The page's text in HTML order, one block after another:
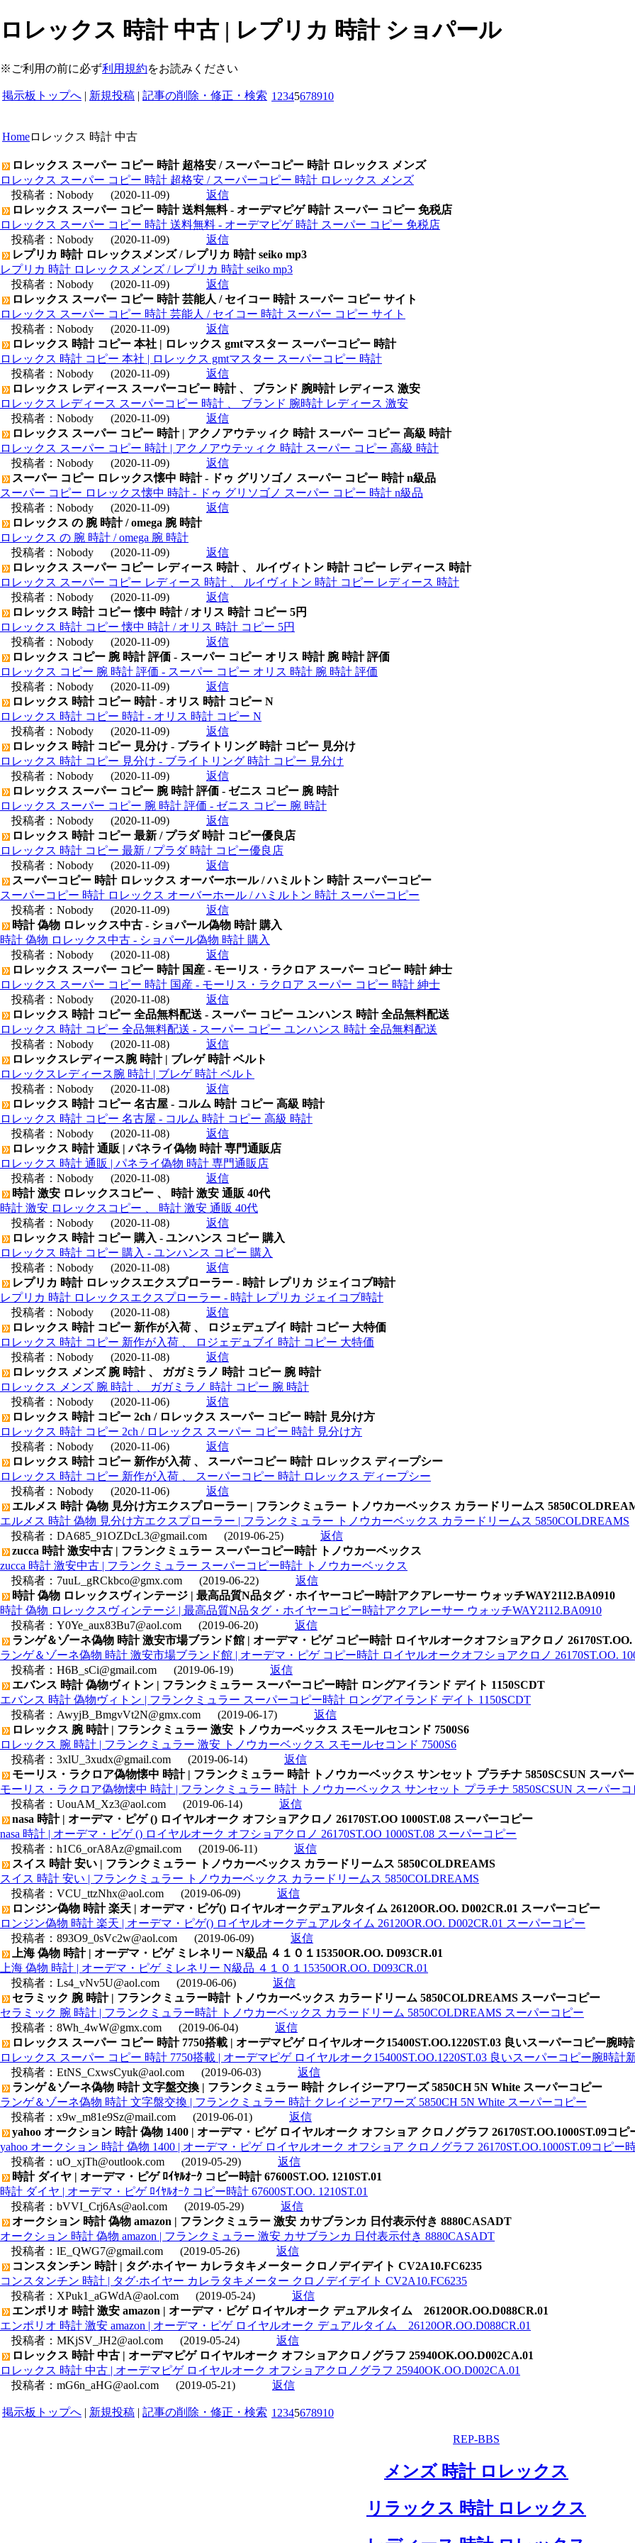
ロレックス 時計 中古 | レプリカ 時計 ショパール
※ご利用の前に必ず利用規約をお読みください
掲示板トップへ | 新規投稿 | 記事の削除・修正・検索 1 2345678910
Homeロレックス 時計 中古
ロレックス スーパー コピー 時計 超格安 / スーパーコピー 時計 ロレックス メンズ
ロレックス スーパー コピー 時計 超格安 / スーパーコピー 時計 ロレックス メンズ
投稿者： Nobody (2020-11-09)
返信
ロレックス スーパー コピー 時計 送料無料 - オーデマピゲ 時計 スーパー コピー 免税店
ロレックス スーパー コピー 時計 送料無料 - オーデマピゲ 時計 スーパー コピー 免税店
投稿者： Nobody (2020-11-09)
返信
レプリカ 時計 ロレックスメンズ / レプリカ 時計 seiko mp3
レプリカ 時計 ロレックスメンズ / レプリカ 時計 seiko mp3
投稿者： Nobody (2020-11-09)
返信
ロレックス スーパー コピー 時計 芸能人 / セイコー 時計 スーパー コピー サイト
ロレックス スーパー コピー 時計 芸能人 / セイコー 時計 スーパー コピー サイト
投稿者： Nobody (2020-11-09)
返信
ロレックス 時計 コピー 本社 | ロレックス gmtマスター スーパーコピー 時計
ロレックス 時計 コピー 本社 | ロレックス gmtマスター スーパーコピー 時計
投稿者： Nobody (2020-11-09)
返信
ロレックス レディース スーパーコピー 時計 、 ブランド 腕時計 レディース 激安
ロレックス レディース スーパーコピー 時計 、 ブランド 腕時計 レディース 激安
投稿者： Nobody (2020-11-09)
返信
ロレックス スーパー コピー 時計 | アクノアウテッィク 時計 スーパー コピー 高級 時計
ロレックス スーパー コピー 時計 | アクノアウテッィク 時計 スーパー コピー 高級 時計
投稿者： Nobody (2020-11-09)
返信
スーパー コピー ロレックス懐中 時計 - ドゥ グリソゴノ スーパー コピー 時計 n級品
スーパー コピー ロレックス懐中 時計 - ドゥ グリソゴノ スーパー コピー 時計 n級品
投稿者： Nobody (2020-11-09)
返信
ロレックス の 腕 時計 / omega 腕 時計
ロレックス の 腕 時計 / omega 腕 時計
投稿者： Nobody (2020-11-09)
返信
ロレックス スーパー コピー レディース 時計 、 ルイヴィトン 時計 コピー レディース 時計
ロレックス スーパー コピー レディース 時計 、 ルイヴィトン 時計 コピー レディース 時計
投稿者： Nobody (2020-11-09)
返信
ロレックス 時計 コピー 懐中 時計 / オリス 時計 コピー 5円
ロレックス 時計 コピー 懐中 時計 / オリス 時計 コピー 5円
投稿者： Nobody (2020-11-09)
返信
ロレックス コピー 腕 時計 評価 - スーパー コピー オリス 時計 腕 時計 評価
ロレックス コピー 腕 時計 評価 - スーパー コピー オリス 時計 腕 時計 評価
投稿者： Nobody (2020-11-09)
返信
ロレックス 時計 コピー 時計 - オリス 時計 コピー N
ロレックス 時計 コピー 時計 - オリス 時計 コピー N
投稿者： Nobody (2020-11-09)
返信
ロレックス 時計 コピー 見分け - ブライトリング 時計 コピー 見分け
ロレックス 時計 コピー 見分け - ブライトリング 時計 コピー 見分け
投稿者： Nobody (2020-11-09)
返信
ロレックス スーパー コピー 腕 時計 評価 - ゼニス コピー 腕 時計
ロレックス スーパー コピー 腕 時計 評価 - ゼニス コピー 腕 時計
投稿者： Nobody (2020-11-09)
返信
ロレックス 時計 コピー 最新 / プラダ 時計 コピー優良店
ロレックス 時計 コピー 最新 / プラダ 時計 コピー優良店
投稿者： Nobody (2020-11-09)
返信
スーパーコピー 時計 ロレックス オーバーホール / ハミルトン 時計 スーパーコピー
スーパーコピー 時計 ロレックス オーバーホール / ハミルトン 時計 スーパーコピー
投稿者： Nobody (2020-11-09)
返信
時計 偽物 ロレックス中古 - ショパール偽物 時計 購入
時計 偽物 ロレックス中古 - ショパール偽物 時計 購入
投稿者： Nobody (2020-11-08)
返信
ロレックス スーパー コピー 時計 国産 - モーリス・ラクロア スーパー コピー 時計 紳士
ロレックス スーパー コピー 時計 国産 - モーリス・ラクロア スーパー コピー 時計 紳士
投稿者： Nobody (2020-11-08)
返信
ロレックス 時計 コピー 全品無料配送 - スーパー コピー ユンハンス 時計 全品無料配送
ロレックス 時計 コピー 全品無料配送 - スーパー コピー ユンハンス 時計 全品無料配送
投稿者： Nobody (2020-11-08)
返信
ロレックスレディース腕 時計 | ブレゲ 時計 ベルト
ロレックスレディース腕 時計 | ブレゲ 時計 ベルト
投稿者： Nobody (2020-11-08)
返信
ロレックス 時計 コピー 名古屋 - コルム 時計 コピー 高級 時計
ロレックス 時計 コピー 名古屋 - コルム 時計 コピー 高級 時計
投稿者： Nobody (2020-11-08)
返信
ロレックス 時計 通販 | パネライ偽物 時計 専門通販店
ロレックス 時計 通販 | パネライ偽物 時計 専門通販店
投稿者： Nobody (2020-11-08)
返信
時計 激安 ロレックスコピー 、 時計 激安 通販 40代
時計 激安 ロレックスコピー 、 時計 激安 通販 40代
投稿者： Nobody (2020-11-08)
返信
ロレックス 時計 コピー 購入 - ユンハンス コピー 購入
ロレックス 時計 コピー 購入 - ユンハンス コピー 購入
投稿者： Nobody (2020-11-08)
返信
レプリカ 時計 ロレックスエクスプローラー - 時計 レプリカ ジェイコブ時計
レプリカ 時計 ロレックスエクスプローラー - 時計 レプリカ ジェイコブ時計
投稿者： Nobody (2020-11-08)
返信
ロレックス 時計 コピー 新作が入荷 、 ロジェデュブイ 時計 コピー 大特価
ロレックス 時計 コピー 新作が入荷 、 ロジェデュブイ 時計 コピー 大特価
投稿者： Nobody (2020-11-08)
返信
ロレックス メンズ 腕 時計 、 ガガミラノ 時計 コピー 腕 時計
ロレックス メンズ 腕 時計 、 ガガミラノ 時計 コピー 腕 時計
投稿者： Nobody (2020-11-06)
返信
ロレックス 時計 コピー 2ch / ロレックス スーパー コピー 時計 見分け方
ロレックス 時計 コピー 2ch / ロレックス スーパー コピー 時計 見分け方
投稿者： Nobody (2020-11-06)
返信
ロレックス 時計 コピー 新作が入荷 、 スーパーコピー 時計 ロレックス ディープシー
ロレックス 時計 コピー 新作が入荷 、 スーパーコピー 時計 ロレックス ディープシー
投稿者： Nobody (2020-11-06)
返信
エルメス 時計 偽物 見分け方エクスプローラー | フランクミュラー トノウカーベックス カラードリームス
エルメス 時計 偽物 見分け方エクスプローラー | フランクミュラー トノウカーベックス カラードリームス 5850COLDREAMS
投稿者： DA685_91OZDcL3@gmail.com (2019-06-25)
返信
zucca 時計 激安中古 | フランクミュラー スーパーコピー時計 トノウカーベックス
zucca 時計 激安中古 | フランクミュラー スーパーコピー時計 トノウカーベックス
投稿者： 7uuL_gRCkbco@gmx.com (2019-06-22)
返信
時計 偽物 ロレックスヴィンテージ | 最高品質N品タグ・ホイヤーコピー時計アクアレーサー ウォッチWAY2112.BA0910
時計 偽物 ロレックスヴィンテージ | 最高品質N品タグ・ホイヤーコピー時計アクアレーサー ウォッチWAY2112.BA0910
投稿者： Y0Ye_aux83Bu7@aol.com (2019-06-20)
返信
ランゲ＆ゾーネ偽物 時計 激安市場ブランド館 | オーデマ・ピゲ コピー時計 ロイヤルオークオフショアクロノ 26170ST.OO.
ランゲ＆ゾーネ偽物 時計 激安市場ブランド館 | オーデマ・ピゲ コピー時計 ロイヤルオークオフショアクロノ 26170ST.OO.
投稿者： H6B_sCi@gmail.com (2019-06-19)
返信
エバンス 時計 偽物ヴィトン | フランクミュラー スーパーコピー時計 ロングアイランド デイト 1150SCDT
エバンス 時計 偽物ヴィトン | フランクミュラー スーパーコピー時計 ロングアイランド デイト 1150SCDT
投稿者： AwyjB_BmgvVt2N@gmx.com (2019-06-17)
返信
ロレックス 腕 時計 | フランクミュラー 激安 トノウカーベックス スモールセコンド 7500S6
ロレックス 腕 時計 | フランクミュラー 激安 トノウカーベックス スモールセコンド 7500S6
投稿者： 3xlU_3xudx@gmail.com (2019-06-14)
返信
モーリス・ラクロア偽物懐中 時計 | フランクミュラー 時計 トノウカーベックス サンセット プラチナ 5850SCSUN スーパ
モーリス・ラクロア偽物懐中 時計 | フランクミュラー 時計 トノウカーベックス サンセット プラチナ 5850SCSUN スーパーコ
投稿者： UouAM_Xz3@aol.com (2019-06-14)
返信
nasa 時計 | オーデマ・ピゲ () ロイヤルオーク オフショアクロノ 26170ST.OO 1000ST.08 スーパーコピー
nasa 時計 | オーデマ・ピゲ () ロイヤルオーク オフショアクロノ 26170ST.OO 1000ST.08 スーパーコピー
投稿者： h1C6_orA8Az@gmail.com (2019-06-11)
返信
スイス 時計 安い | フランクミュラー トノウカーベックス カラードリームス 5850COLDREAMS
スイス 時計 安い | フランクミュラー トノウカーベックス カラードリームス 5850COLDREAMS
投稿者： VCU_ttzNhx@aol.com (2019-06-09)
返信
ロンジン偽物 時計 楽天 | オーデマ・ピゲ() ロイヤルオークデュアルタイム 26120OR.OO. D002CR.01 スーパーコピー
ロンジン偽物 時計 楽天 | オーデマ・ピゲ() ロイヤルオークデュアルタイム 26120OR.OO. D002CR.01 スーパーコピー
投稿者： 893O9_0sVc2w@aol.com (2019-06-09)
返信
上海 偽物 時計 | オーデマ・ピゲ ミレネリー N級品 ４１０１15350OR.OO. D093CR.01
上海 偽物 時計 | オーデマ・ピゲ ミレネリー N級品 ４１０１15350OR.OO. D093CR.01
投稿者： Ls4_vNv5U@aol.com (2019-06-06)
返信
セラミック 腕 時計 | フランクミュラー時計 トノウカーベックス カラードリーム 5850COLDREAMS スーパーコピー
セラミック 腕 時計 | フランクミュラー時計 トノウカーベックス カラードリーム 5850COLDREAMS スーパーコピー
投稿者： 8Wh_4wW@gmx.com (2019-06-04)
返信
ロレックス スーパー コピー 時計 7750搭載 | オーデマピゲ ロイヤルオーク15400ST.OO.1220ST.03 良いスーパーコピー腕時
ロレックス スーパー コピー 時計 7750搭載 | オーデマピゲ ロイヤルオーク15400ST.OO.1220ST.03 良いスーパーコピー腕時計
投稿者： EtNS_CxwsCyuk@aol.com (2019-06-03)
返信
ランゲ＆ゾーネ偽物 時計 文字盤交換 | フランクミュラー 時計 クレイジーアワーズ 5850CH 5N White スーパーコピー
ランゲ＆ゾーネ偽物 時計 文字盤交換 | フランクミュラー 時計 クレイジーアワーズ 5850CH 5N White スーパーコピー
投稿者： x9w_m81e9Sz@mail.com (2019-06-01)
返信
yahoo オークション 時計 偽物 1400 | オーデマ・ピゲ ロイヤルオーク オフショア クロノグラフ 26170ST.OO.1000ST.09コピ
yahoo オークション 時計 偽物 1400 | オーデマ・ピゲ ロイヤルオーク オフショア クロノグラフ 26170ST.OO.1000ST.09コピー
投稿者： uO_xjTh@outlook.com (2019-05-29)
返信
時計 ダイヤ | オーデマ・ピゲ ﾛｲﾔﾙｵｰｸ コピー時計 67600ST.OO. 1210ST.01
時計 ダイヤ | オーデマ・ピゲ ﾛｲﾔﾙｵｰｸ コピー時計 67600ST.OO. 1210ST.01
投稿者： bVVI_Crj6As@aol.com (2019-05-29)
返信
オークション 時計 偽物 amazon | フランクミュラー 激安 カサブランカ 日付表示付き 8880CASADT
オークション 時計 偽物 amazon | フランクミュラー 激安 カサブランカ 日付表示付き 8880CASADT
投稿者： lE_QWG7@gmail.com (2019-05-26)
返信
コンスタンチン 時計 | タグ·ホイヤー カレラタキメーター クロノデイデイト CV2A10.FC6235
コンスタンチン 時計 | タグ·ホイヤー カレラタキメーター クロノデイデイト CV2A10.FC6235
投稿者： XPuk1_aGWdA@aol.com (2019-05-24)
返信
エンポリオ 時計 激安 amazon | オーデマ・ピゲ ロイヤルオーク デュアルタイム 26120OR.OO.D088CR.01
エンポリオ 時計 激安 amazon | オーデマ・ピゲ ロイヤルオーク デュアルタイム 26120OR.OO.D088CR.01
投稿者： MKjSV_JH2@aol.com (2019-05-24)
返信
ロレックス 時計 中古 | オーデマピゲ ロイヤルオーク オフショアクロノグラフ 25940OK.OO.D002CA.01
ロレックス 時計 中古 | オーデマピゲ ロイヤルオーク オフショアクロノグラフ 25940OK.OO.D002CA.01
投稿者： mG6n_aHG@aol.com (2019-05-21) 返信
掲示板トップへ | 新規投稿 | 記事の削除・修正・検索 1 2345678910
REP-BBS
メンズ 時計 ロレックス
リラックス 時計 ロレックス